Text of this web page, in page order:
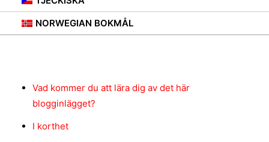
NORWEGIAN BOKMÅL
Innehåll
Vad kommer du att lära dig av det här
blogginlägget?
I korthet